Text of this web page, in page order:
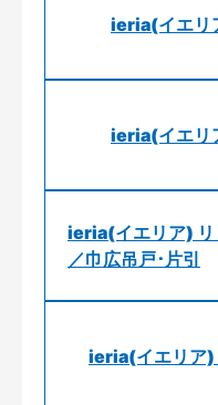
ieria(イエリ
ieria(イエリ
ieria(イエリア) リ
／巾広吊戸･片引
ieria(イエリア)